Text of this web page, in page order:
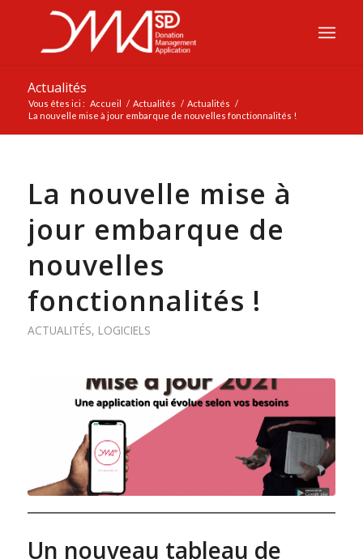
Actualités
Vous êtes ici : Accueil / Actualités / Actualités /
La nouvelle mise à jour embarque de nouvelles fonctionnalités !
La nouvelle mise à
jour embarque de
nouvelles
fonctionnalités !
ACTUALITÉS, LOGICIELS
Un nouveau tableau de